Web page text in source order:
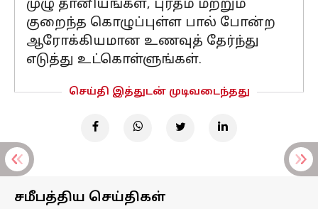
முழு தானியங்கள், புரதம் மற்றும்
குறைந்த கொழுப்புள்ள பால் போன்ற
ஆரோக்கியமான உணவுத் தேர்ந்து
எடுத்து உட்கொள்ளுங்கள்.
செய்தி இத்துடன் முடிவடைந்தது
சமீபத்திய செய்திகள்